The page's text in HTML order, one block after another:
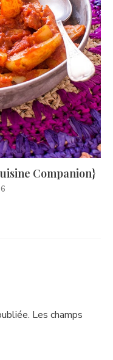
Companion}
Les champs